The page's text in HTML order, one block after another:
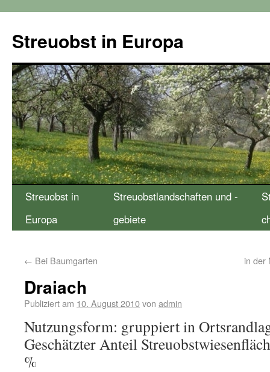
Streuobst in Europa
Streuobst in
Europa
Streuobstlandschaften und -
gebiete
← Bei Baumgarten in der
Draiach
Publiziert am 10. August 2010von admin
Nutzungsform: gruppiert in
Geschätzter Anteil
%